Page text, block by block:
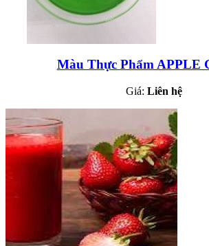
Màu Thực Phẩm APPLE
Giá: Liên hệ